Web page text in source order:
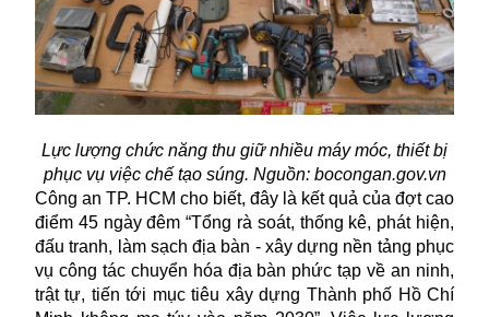
Lực lượng chức năng thu giữ nhiều máy móc, thiết bị
phục vụ việc chế tạo súng. Nguồn: bocongan.gov.vn
Công an TP. HCM cho biết, đây là kết quả của đợt cao
điểm 45 ngày đêm “Tổng rà soát, thống kê, phát hiện,
đấu tranh, làm sạch địa bàn - xây dựng nền tảng phục
vụ công tác chuyển hóa địa bàn phức tạp về an ninh,
trật tự, tiến tới mục tiêu xây dựng Thành phố Hồ Chí